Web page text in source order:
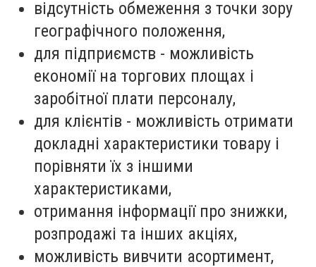
відсутність обмеження з точки зору
географічного положення,
для підприємств - можливість
економії на торгових площах і
заробітної плати персоналу,
для клієнтів - можливість отримати
докладні характеристики товару і
порівняти їх з іншими
характеристиками,
отримання інформації про знижки,
розпродажі та інших акціях,
можливість вивчити асортимент,